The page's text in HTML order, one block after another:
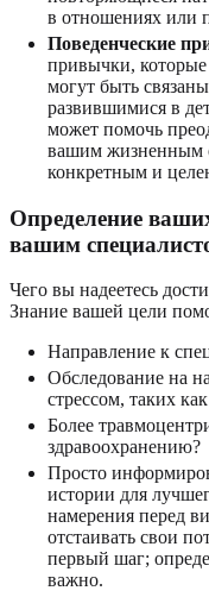
в отношениях или
Поведенческие
привычки,
могут быть
развившимися в
может помочь
вашим жизненным
конкретным и
Определение
вашим
Чего вы надеетесь
Знание вашей цели
Направление к
Обследование на
стрессом, таких
Более
здравоохранению?
Просто
истории для
намерения перед
отстаивать свои
первый шаг;
важно.